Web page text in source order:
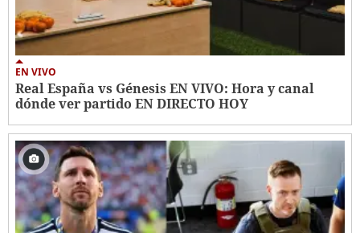
EN VIVO
Real España vs Génesis EN VIVO: Hora y canal
dónde ver partido EN DIRECTO HOY